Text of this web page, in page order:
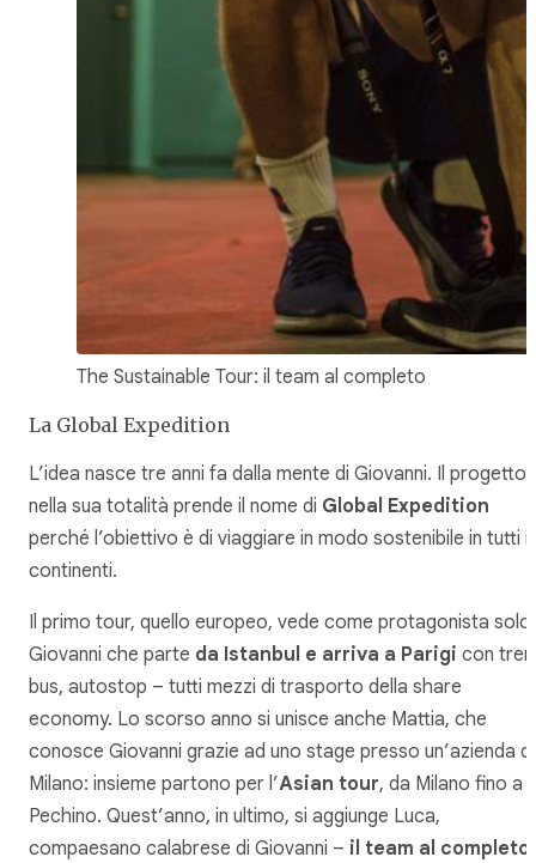
The Sustainable Tour: il team al completo
La Global Expedition
L’idea nasce tre anni fa dalla mente di Giovanni. Il progetto
nella sua totalità prende il nome di Global Expedition
perché l’obiettivo è di viaggiare in modo sostenibile in tutti i
continenti.
Il primo tour, quello europeo, vede come protagonista solo
Giovanni che parte da Istanbul e arriva a Parigi con
bus, autostop – tutti mezzi di trasporto della share
economy. Lo scorso anno si unisce anche Mattia, che
conosce Giovanni grazie ad uno stage presso un’azienda di
Milano: insieme partono per l’Asian tour, da Milano fino a
Pechino. Quest’anno, in ultimo, si aggiunge Luca,
compaesano calabrese di Giovanni – il team al completo